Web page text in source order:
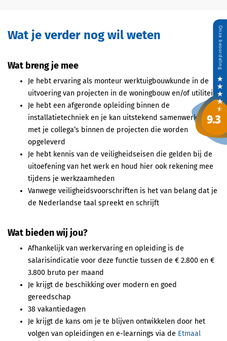
Wat je verder nog wil weten
Wat breng je mee
Je hebt ervaring als monteur werktuigbouwkunde in de
uitvoering van projecten in de woningbouw en/of utiliteit
Je hebt een afgeronde opleiding binnen de
installatietechniek en je kan uitstekend samenwerken
met je collega’s binnen de projecten die worden
opgeleverd
Je hebt kennis van de veiligheidseisen die gelden bij de
uitoefening van het werk en houd hier ook rekening mee
tijdens je werkzaamheden
Vanwege veiligheidsvoorschriften is het van belang dat je
de Nederlandse taal spreekt en schrijft
Wat bieden wij jou?
Afhankelijk van werkervaring en opleiding is de
salarisindicatie voor deze functie tussen de € 2.800 en €
3.800 bruto per maand
Je krijgt de beschikking over modern en goed
gereedschap
38 vakantiedagen
Je krijgt de kans om je te blijven ontwikkelen door het
volgen van opleidingen en e-learnings via de Etmaal